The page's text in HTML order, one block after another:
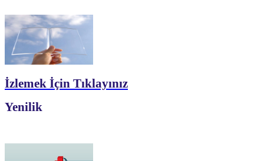
İzlemek İçin Tıklayınız
Yenilik